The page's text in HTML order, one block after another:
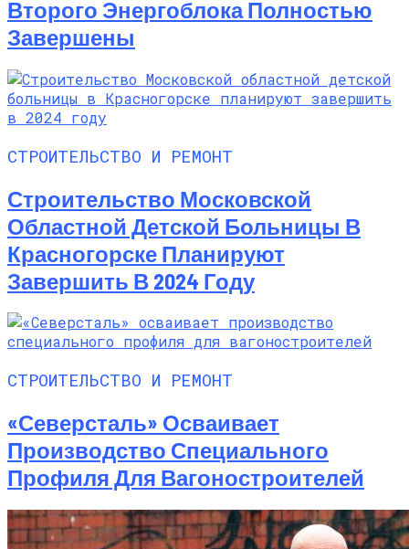
Второго Энергоблока Полностью
Завершены
СТРОИТЕЛЬСТВО И РЕМОНТ
Строительство Московской
Областной Детской Больницы В
Красногорске Планируют
Завершить В 2024 Году
СТРОИТЕЛЬСТВО И РЕМОНТ
«Северсталь» Осваивает
Производство Специального
Профиля Для Вагоностроителей